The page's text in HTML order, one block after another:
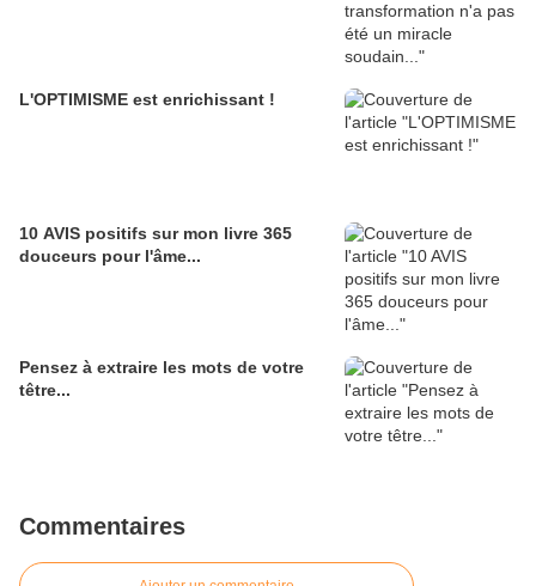
L'OPTIMISME est enrichissant !
10 AVIS positifs sur mon livre 365
douceurs pour l'âme...
Pensez à extraire les mots de votre
têtre...
Commentaires